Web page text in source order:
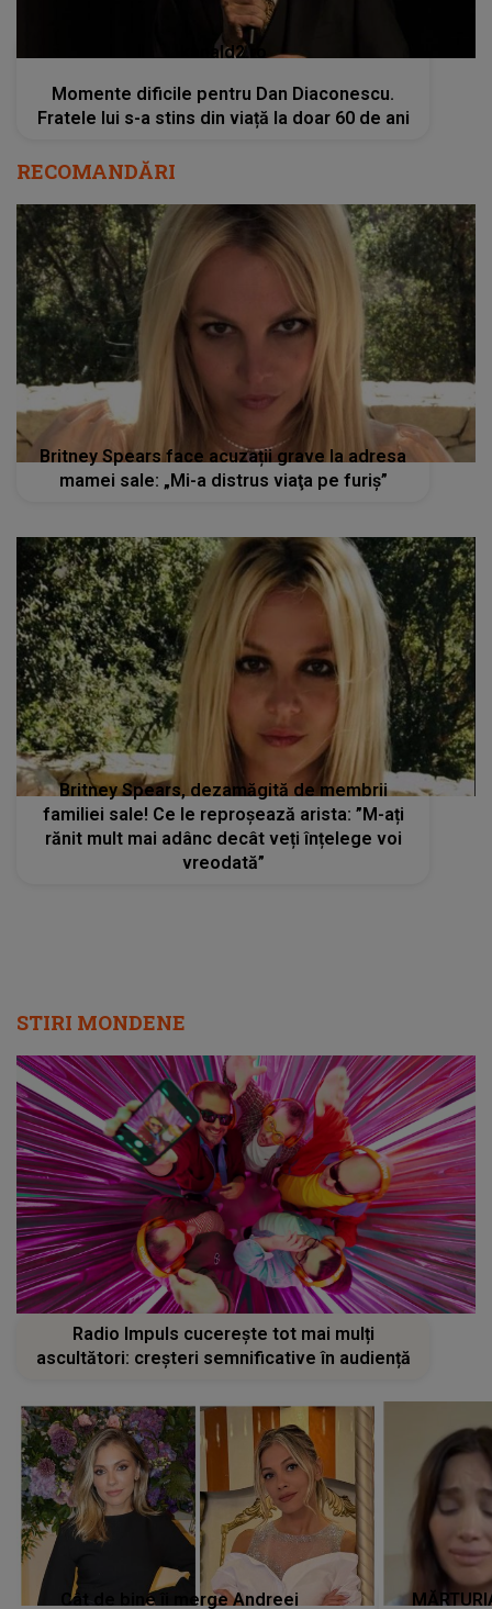
kanald2.ro
Momente dificile pentru Dan Diaconescu.
Fratele lui s-a stins din viață la doar 60 de ani
RECOMANDĂRI
Britney Spears face acuzații grave la adresa
mamei sale: „Mi-a distrus viaţa pe furiş”
Britney Spears, dezamăgită de membrii
familiei sale! Ce le reproșează arista: ”M-ați
rănit mult mai adânc decât veți înțelege voi
vreodată”
STIRI MONDENE
Radio Impuls cucerește tot mai mulți
ascultători: creșteri semnificative în audiență
Cât de bine îi merge Andreei